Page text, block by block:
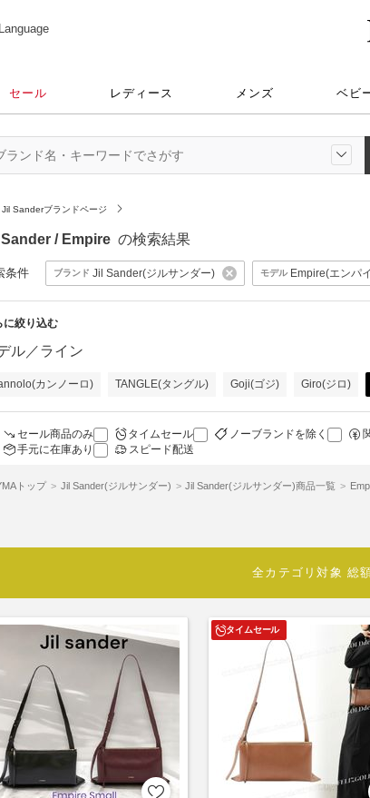
語
中文
中文
Language
セール レディース メンズ ベビ
Jil Sanderブランドページ
/ Empire の検索結果
条件 ブランド Jil Sander(ジルサンダー) モデル Empire(エンパ
に絞り込む
ル／ライン
カンノーロ) TANGLE(タングル) Goji(ゴジ) Giro(ジロ)
セール商品のみ タイムセール ノーブランドを除く
手元に在庫あり
スピード配送
トップ Jil Sander(ジルサンダー) Jil Sander(ジルサンダー)商品一覧
全カテゴリ対象 総
タイムセール